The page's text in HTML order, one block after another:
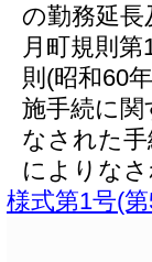
の勤務延
月町規則第
則 (昭和60
施手続に関
なされた
によりな
様式第1号(